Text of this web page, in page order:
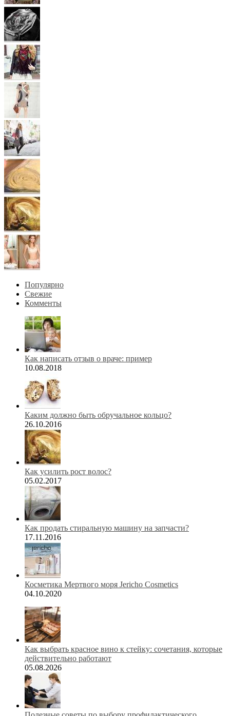
Популярно
Свежие
Комменты
Как написать отзыв о враче: пример
10.08.2018
Каким должно быть обручальное кольцо?
26.10.2016
Как усилить рост волос?
05.02.2017
Как продать стиральную машину на запчасти?
17.11.2016
Косметика Мертвого моря Jericho Cosmetics
04.10.2020
Как выбрать красное вино к стейку: сочетания, которые
действительно работают
05.08.2026